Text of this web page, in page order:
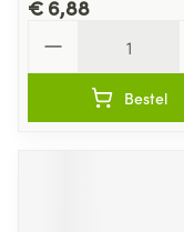
€ 6,88
Bestel